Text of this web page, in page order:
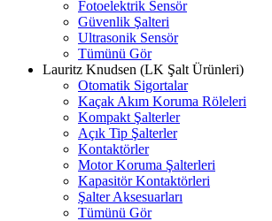
Fotoelektrik Sensör
Güvenlik Şalteri
Ultrasonik Sensör
Tümünü Gör
Lauritz Knudsen (LK Şalt Ürünleri)
Otomatik Sigortalar
Kaçak Akım Koruma Röleleri
Kompakt Şalterler
Açık Tip Şalterler
Kontaktörler
Motor Koruma Şalterleri
Kapasitör Kontaktörleri
Şalter Aksesuarları
Tümünü Gör